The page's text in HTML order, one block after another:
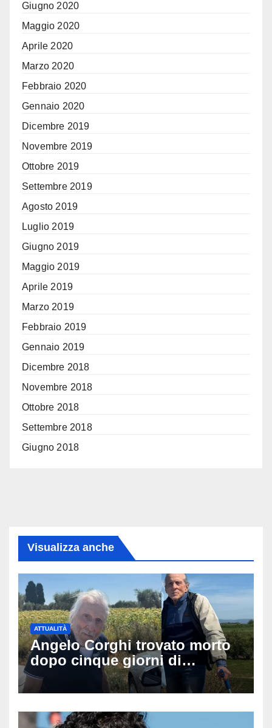
Giugno 2020
Maggio 2020
Aprile 2020
Marzo 2020
Febbraio 2020
Gennaio 2020
Dicembre 2019
Novembre 2019
Ottobre 2019
Settembre 2019
Agosto 2019
Luglio 2019
Giugno 2019
Maggio 2019
Aprile 2019
Marzo 2019
Febbraio 2019
Gennaio 2019
Dicembre 2018
Novembre 2018
Ottobre 2018
Settembre 2018
Giugno 2018
Visualizza anche
ATTUALITÀ
Angelo Corghi trovato morto
dopo cinque giorni di
ricerche: il giallo dell’80enne
scomparso dopo essere